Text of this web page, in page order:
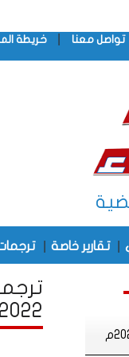
تواصل معنا خريطة
تقارير خاصة
2022